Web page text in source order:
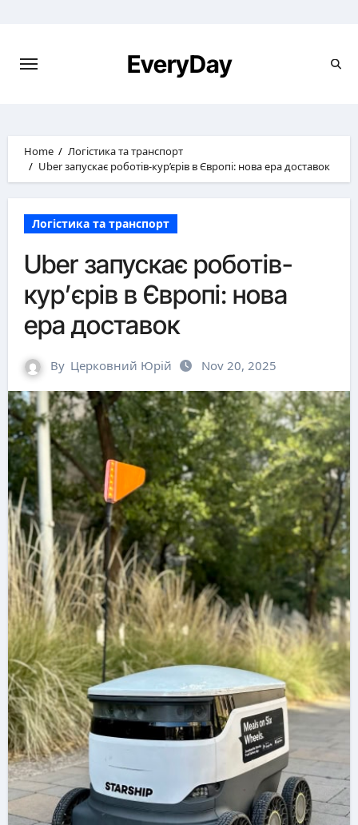
EveryDay
Home
Логістика та транспорт
Uber запускає роботів-кур’єрів в Європі: нова ера доставок
Логістика та транспорт
Uber запускає роботів-
кур’єрів в Європі: нова
ера доставок
By Церковний Юрій Nov 20, 2025